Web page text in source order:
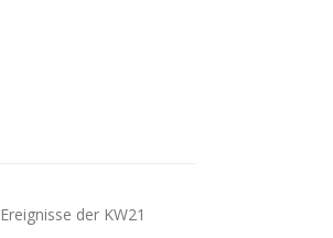
Ereignisse der KW21